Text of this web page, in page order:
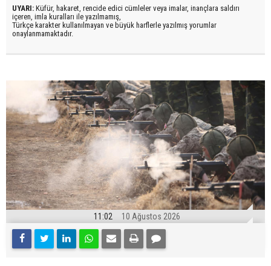
UYARI: Küfür, hakaret, rencide edici cümleler veya imalar, inançlara saldırı
içeren, imla kuralları ile yazılmamış,
Türkçe karakter kullanılmayan ve büyük harflerle yazılmış yorumlar
onaylanmamaktadır.
11:02 10 Ağustos 2026